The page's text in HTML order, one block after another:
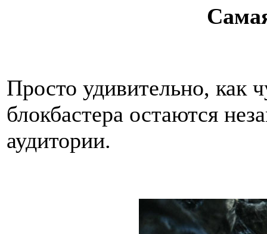
Просто удивительно, как
блокбастера остаются
аудитории.